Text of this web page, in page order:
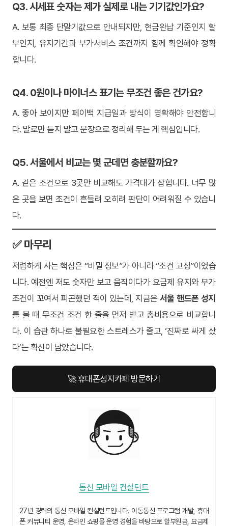
Q3. 시세표 숫자는 제가 실제로 내는 기기값인가요?
A. 보통 최종 단말기값으로 안내되지만, 현금완납 기준인지 할
부인지, 유지기간과 부가서비스 조건까지 함께 확인해야 정확
합니다.
Q4. 0원이나 마이너스 표기는 무조건 좋은 건가요?
A. 좋아 보이지만 페이백 지급일과 방식이 명확해야 안전합니
다. 말로만 듣지 말고 문장으로 정리해 두는 게 핵심입니다.
Q5. 서울에서 비교는 몇 군데면 충분할까요?
A. 같은 조건으로 3곳만 비교해도 가격대가 잡힙니다. 너무 많
은 곳을 보면 조건이 흔들려 오히려 판단이 어려워질 수 있습니
다.
✅ 마무리
저렴하게 사는 핵심은 “비밀 정보”가 아니라 “조건 고정”이었습
니다. 예전엔 저도 숫자만 보고 움직이다가 요금제 유지와 부가
조건이 꼬여서 피곤했던 적이 있는데, 지금은 서울 핸드폰 성지
를 볼 때 무조건 조건 한 줄을 먼저 받고 총비용으로 비교합니
다. 이 습관 하나로 불필요한 스트레스가 줄고, ‘진짜로 싸게 샀
다’는 확신이 남았습니다.
🚀 휴대폰성지카페 방문하기
통신 모바일 컨설턴트
27년 경력의 통신 모바일 컨설턴트입니다. 이동통신 프로그램 개발, 휴대
폰 커뮤니티 운영, 온라인 쇼핑몰 운영 경험을 바탕으로 할부원금, 요금제